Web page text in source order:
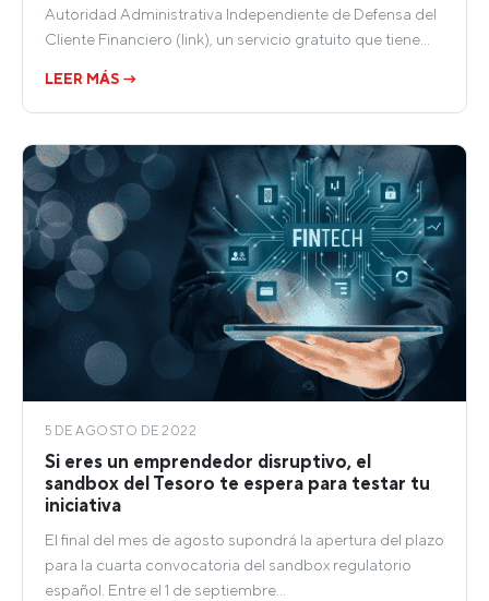
Autoridad Administrativa Independiente de Defensa del
Cliente Financiero (link), un servicio gratuito que tiene…
LEER MÁS →
5 DE AGOSTO DE 2022
Si eres un emprendedor disruptivo, el
sandbox del Tesoro te espera para testar tu
iniciativa
El final del mes de agosto supondrá la apertura del plazo
para la cuarta convocatoria del sandbox regulatorio
español. Entre el 1 de septiembre…